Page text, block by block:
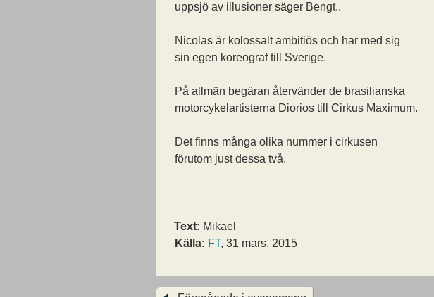
uppsjö av illusioner säger Bengt..
Nicolas är kolossalt ambitiös och har med sig
sin egen koreograf till Sverige.
På allmän begäran återvänder de brasilianska
motorcykelartisterna Diorios till Cirkus Maximum.
Det finns många olika nummer i cirkusen
förutom just dessa två.
Text: Mikael
Källa: FT, 31 mars, 2015